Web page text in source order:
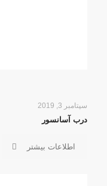
سپتامبر 3, 2019
درب آسانسور
اطلاعات بیشتر